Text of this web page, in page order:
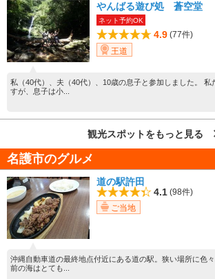
やんばる遊び処 蒼空堂
ネット予約OK
4.9 (77件)
王道
私（40代）、夫（40代）、10歳の息子と参加しました。 私
すが、息子は小...
観光スポットをもっと見る
名護市のグルメ
道の駅許田
4.1 (98件)
ご当地
沖縄自動車道の最終地点付近にある道の駅。狭い場所に色
前の海はとても...